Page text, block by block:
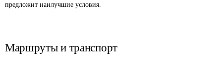
предложит наилучшие условия.
Маршруты и транспорт